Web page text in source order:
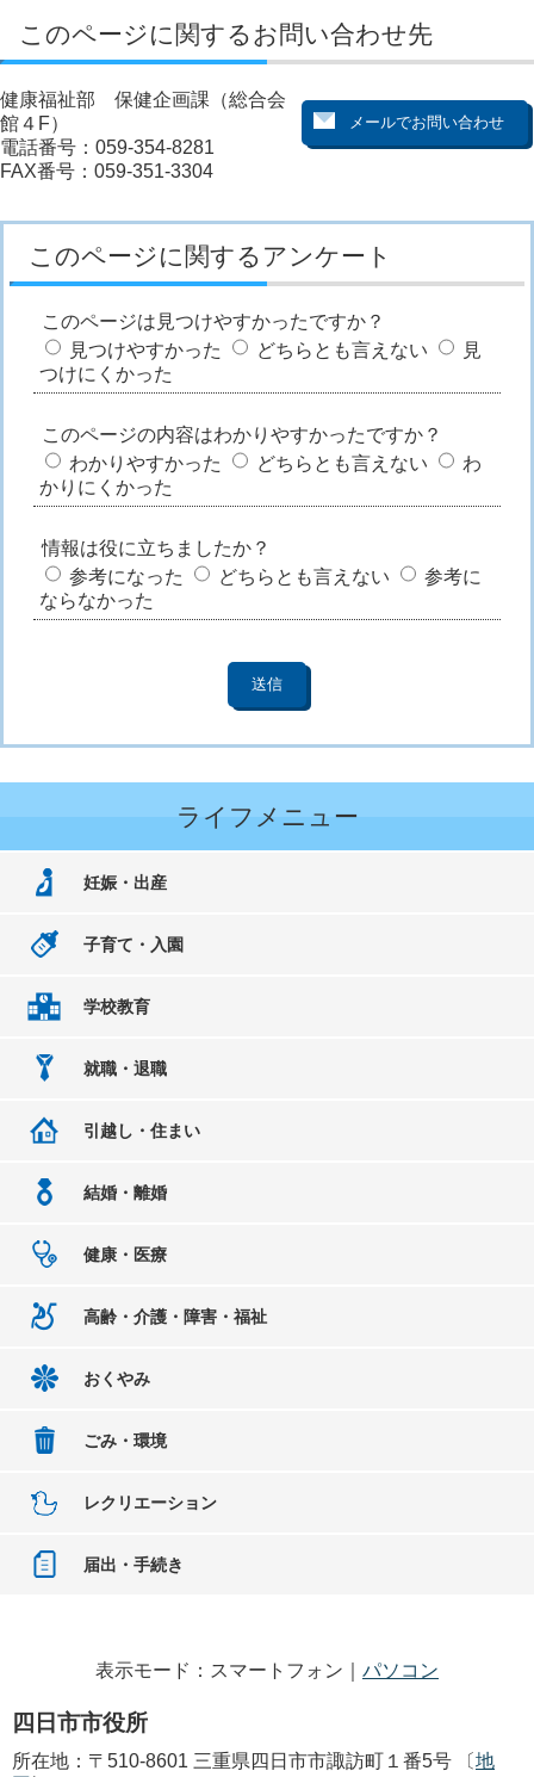
このページに関するお問い合わせ先
健康福祉部 保健企画課（総合会
館４F）
電話番号：059-354-8281
FAX番号：059-351-3304
このページに関するアンケート
このページは見つけやすかったですか？
見つけやすかった
どちらとも言えない
見
つけにくかった
このページの内容はわかりやすかったですか？
わかりやすかった
どちらとも言えない
わ
かりにくかった
情報は役に立ちましたか？
参考になった
どちらとも言えない
参考に
ならなかった
ライフメニュー
妊娠・出産
子育て・入園
学校教育
就職・退職
引越し・住まい
結婚・離婚
健康・医療
高齢・介護・障害・福祉
おくやみ
ごみ・環境
レクリエーション
届出・手続き
表示モード：スマートフォン｜ パソコン
四日市市役所
所在地：〒510-8601 三重県四日市市諏訪町１番5号 〔地